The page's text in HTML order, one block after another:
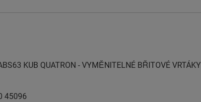
KUB QUATRON - VYMĚNITELNÉ BŘITOVÉ VRTÁKY
45096